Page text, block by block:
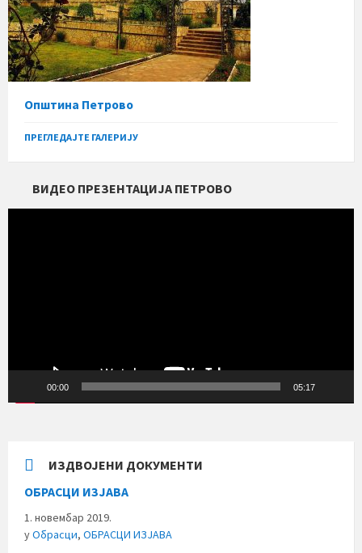
Општина Петрово
ПРЕГЛЕДАЈТЕ ГАЛЕРИЈУ
ВИДЕО ПРЕЗЕНТАЦИЈА ПЕТРОВО
00:00 05:17
ИЗДВОЈЕНИ ДОКУМЕНТИ
ОБРАСЦИ ИЗЈАВА
1. новембар 2019.
уОбрасци, ОБРАСЦИ ИЗЈАВА